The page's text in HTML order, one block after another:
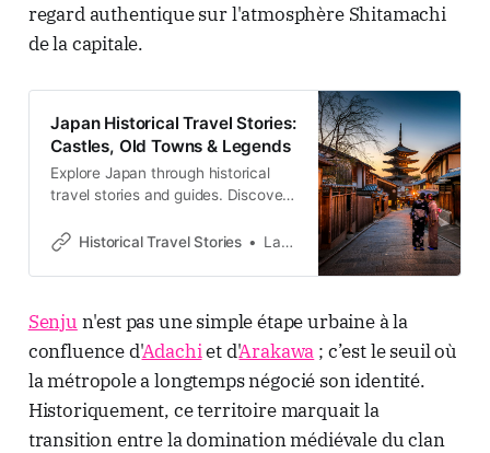
regard authentique sur l'atmosphère Shitamachi
de la capitale.
Japan Historical Travel Stories:
Castles, Old Towns & Legends
Explore Japan through historical
travel stories and guides. Discover
legends across the country.
Historical Travel Stories Lawrence
Senju n'est pas une simple étape urbaine à la
confluence d'Adachiet d'Arakawa ; c’est le seuil où
la métropole a longtemps négocié son identité.
Historiquement, ce territoire marquait la
transition entre la domination médiévale du clan